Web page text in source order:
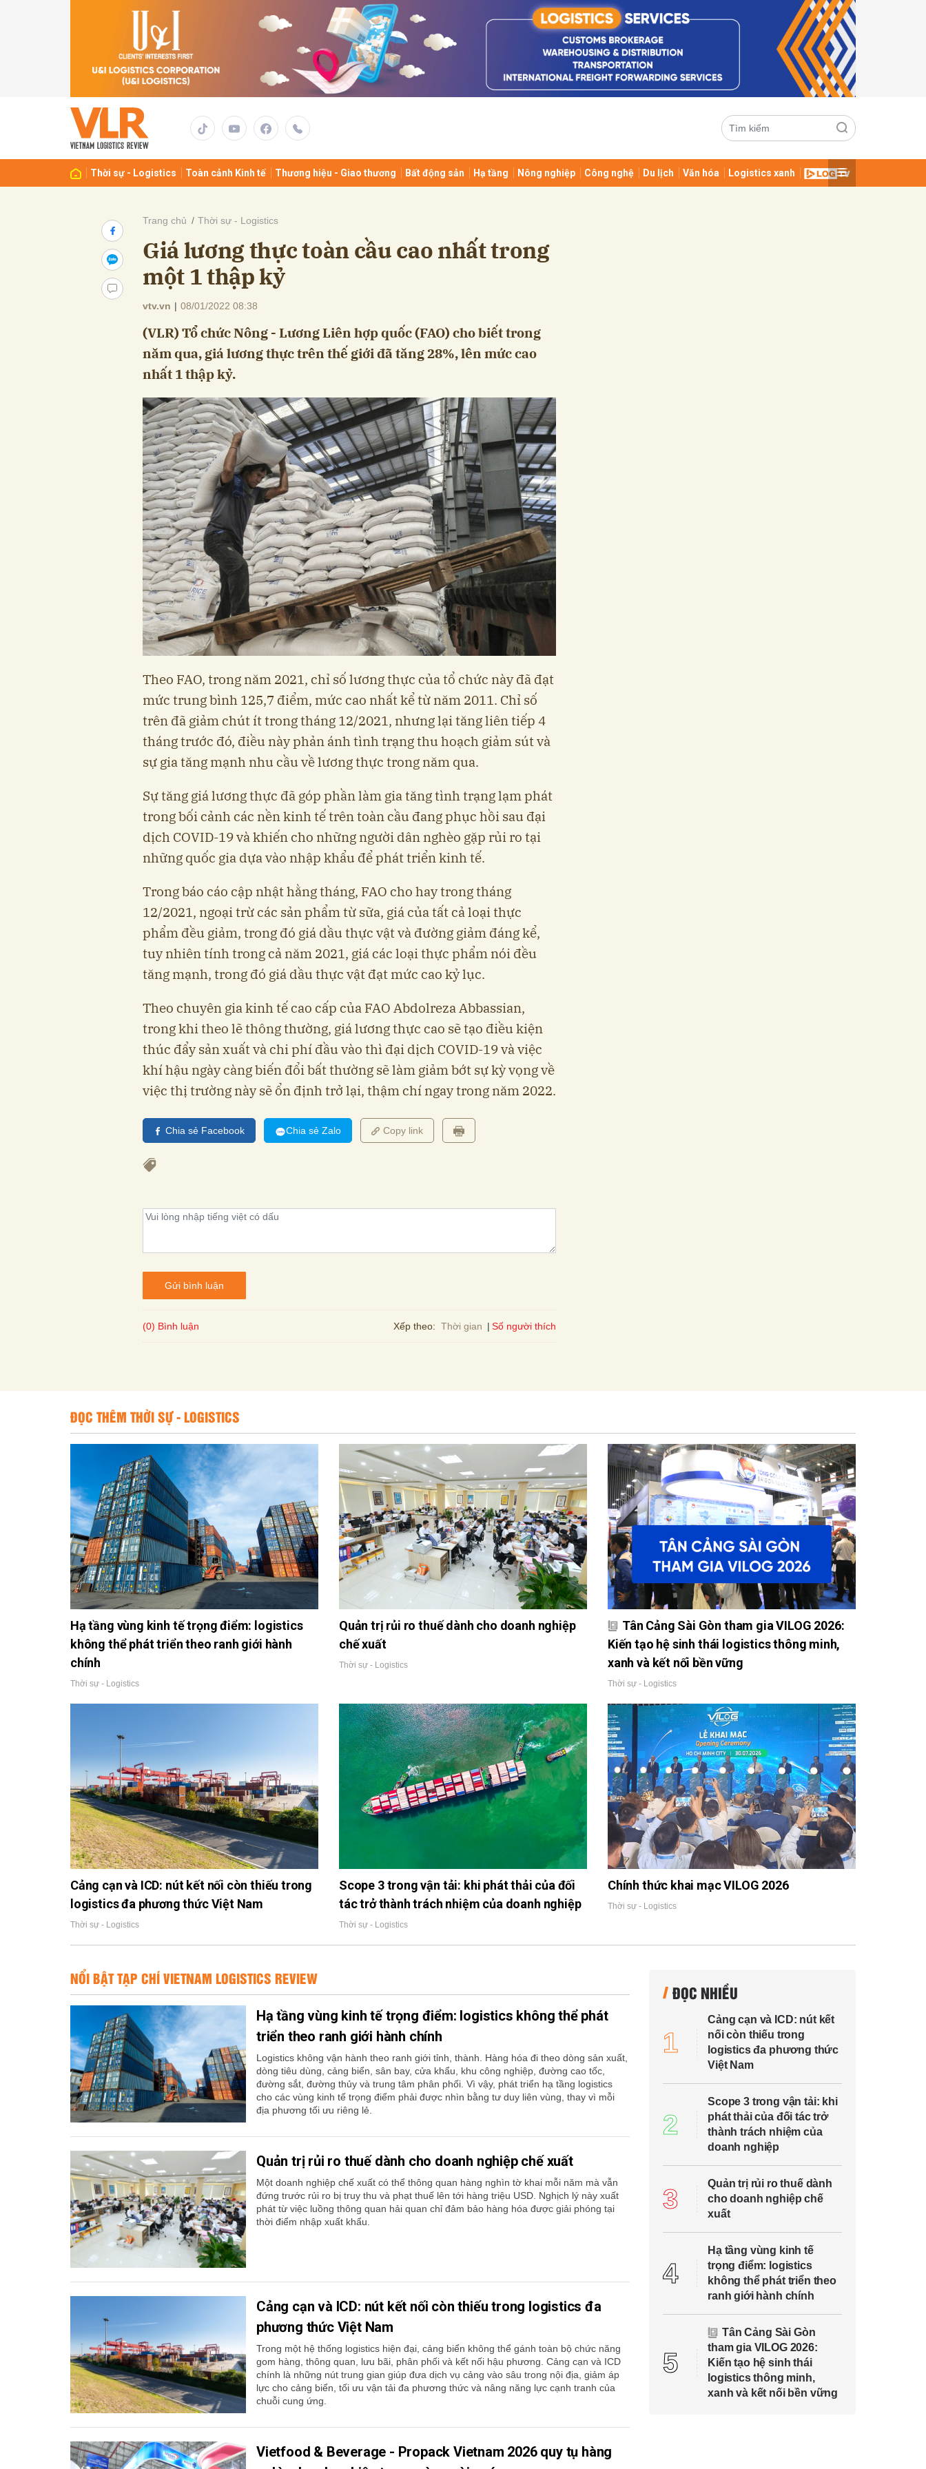
Thời sự - Logistics Toàn cảnh Kinh tế Thương hiệu - Giao thương Bất động sản Hạ tầng Nông nghiệp Công nghệ Du lịch Văn hóa Logistics xanh
Trang chủ Thời sự - Logistics
Giá lương thực toàn cầu cao nhất trong
một 1 thập kỷ
vtv.vn | 08/01/2022 08:38
(VLR) Tổ chức Nông - Lương Liên hợp quốc (FAO) cho biết trong
năm qua, giá lương thực trên thế giới đã tăng 28%, lên mức cao
nhất 1 thập kỷ.
Theo FAO, trong năm 2021, chỉ số lương thực của tổ chức này đã đạt
mức trung bình 125,7 điểm, mức cao nhất kể từ năm 2011. Chỉ số
trên đã giảm chút ít trong tháng 12/2021, nhưng lại tăng liên tiếp 4
tháng trước đó, điều này phản ánh tình trạng thu hoạch giảm sút và
sự gia tăng mạnh nhu cầu về lương thực trong năm qua.
Sự tăng giá lương thực đã góp phần làm gia tăng tình trạng lạm phát
trong bối cảnh các nền kinh tế trên toàn cầu đang phục hồi sau đại
dịch COVID-19 và khiến cho những người dân nghèo gặp rủi ro tại
những quốc gia dựa vào nhập khẩu để phát triển kinh tế.
Trong báo cáo cập nhật hằng tháng, FAO cho hay trong tháng
12/2021, ngoại trừ các sản phẩm từ sữa, giá của tất cả loại thực
phẩm đều giảm, trong đó giá dầu thực vật và đường giảm đáng kể,
tuy nhiên tính trong cả năm 2021, giá các loại thực phẩm nói đều
tăng mạnh, trong đó giá dầu thực vật đạt mức cao kỷ lục.
Theo chuyên gia kinh tế cao cấp của FAO Abdolreza Abbassian,
trong khi theo lẽ thông thường, giá lương thực cao sẽ tạo điều kiện
thúc đẩy sản xuất và chi phí đầu vào thì đại dịch COVID-19 và việc
khí hậu ngày càng biến đổi bất thường sẽ làm giảm bớt sự kỳ vọng về
việc thị trường này sẽ ổn định trở lại, thậm chí ngay trong năm 2022.
Chia sẻ Facebook Chia sẻ Zalo Copy link
Gửi bình luận
(0) Bình luận Xếp theo: Thời gian Số người thích
ĐỌC THÊM THỜI SỰ - LOGISTICS
Hạ tầng vùng kinh tế trọng điểm: logistics
không thể phát triển theo ranh giới hành
chính
Thời sự - Logistics
Quản trị rủi ro thuế dành cho doanh nghiệp
chế xuất
Thời sự - Logistics
Tân Cảng Sài Gòn tham gia VILOG 2026:
Kiến tạo hệ sinh thái logistics thông minh,
xanh và kết nối bền vững
Thời sự - Logistics
Cảng cạn và ICD: nút kết nối còn thiếu trong
logistics đa phương thức Việt Nam
Thời sự - Logistics
Scope 3 trong vận tải: khi phát thải của đối
tác trở thành trách nhiệm của doanh nghiệp
Thời sự - Logistics
Chính thức khai mạc VILOG 2026
Thời sự - Logistics
NỔI BẬT TẠP CHÍ VIETNAM LOGISTICS REVIEW
Hạ tầng vùng kinh tế trọng điểm: logistics không thể phát
triển theo ranh giới hành chính
Logistics không vận hành theo ranh giới tỉnh, thành. Hàng hóa đi theo dòng sản xuất,
dòng tiêu dùng, cảng biển, sân bay, cửa khẩu, khu công nghiệp, đường cao tốc,
đường sắt, đường thủy và trung tâm phân phối. Vì vậy, phát triển hạ tầng logistics
cho các vùng kinh tế trọng điểm phải được nhìn bằng tư duy liên vùng, thay vì mỗi
địa phương tối ưu riêng lẻ.
Quản trị rủi ro thuế dành cho doanh nghiệp chế xuất
Một doanh nghiệp chế xuất có thể thông quan hàng nghìn tờ khai mỗi năm mà vẫn
đứng trước rủi ro bị truy thu và phạt thuế lên tới hàng triệu USD. Nghịch lý này xuất
phát từ việc luồng thông quan hải quan chỉ đảm bảo hàng hóa được giải phóng tại
thời điểm nhập xuất khẩu.
Cảng cạn và ICD: nút kết nối còn thiếu trong logistics đa
phương thức Việt Nam
Trong một hệ thống logistics hiện đại, cảng biển không thể gánh toàn bộ chức năng
gom hàng, thông quan, lưu bãi, phân phối và kết nối hậu phương. Cảng cạn và ICD
chính là những nút trung gian giúp đưa dịch vụ cảng vào sâu trong nội địa, giảm áp
lực cho cảng biển, tối ưu vận tải đa phương thức và nâng năng lực cạnh tranh của
chuỗi cung ứng.
Vietfood & Beverage - Propack Vietnam 2026 quy tụ hàng
ĐỌC NHIỀU
1
Cảng cạn và ICD: nút kết
nối còn thiếu trong
logistics đa phương thức
Việt Nam
2
Scope 3 trong vận tải: khi
phát thải của đối tác trở
thành trách nhiệm của
doanh nghiệp
3
Quản trị rủi ro thuế dành
cho doanh nghiệp chế
xuất
4
Hạ tầng vùng kinh tế
trọng điểm: logistics
không thể phát triển theo
ranh giới hành chính
5
Tân Cảng Sài Gòn
tham gia VILOG 2026:
Kiến tạo hệ sinh thái
logistics thông minh,
xanh và kết nối bền vững
Gửi bình luận